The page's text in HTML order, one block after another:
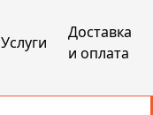
Услуги
Доставка
и оплата